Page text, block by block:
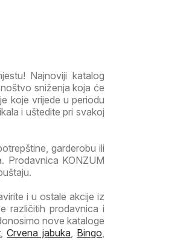
Najnoviji katalog
sniženja koja će
koje vrijede u periodu
i uštedite pri svakoj
garderobu ili
Prodavnica KONZUM
i u ostale akcije iz
različitih prodavnica i
nove kataloge
,Crvena jabuka, Bingo,